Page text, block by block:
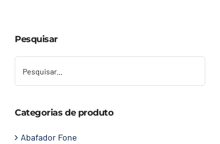
Contato
Pesquisar
Categorias de produto
Abafador Fone